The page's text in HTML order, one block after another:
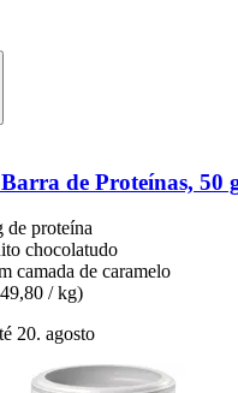
Barra de Proteínas, 50
de proteína
chocolatudo
camada de caramelo
/ kg)
20. agosto